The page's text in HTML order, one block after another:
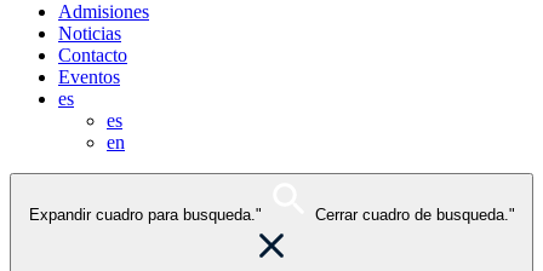
Admisiones
Noticias
Contacto
Eventos
es
es
en
Expandir cuadro para busqueda." Cerrar cuadro de busqueda."